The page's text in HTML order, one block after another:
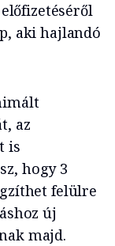
aki hajlandó
az
is
hogy 3
felülre
új
majd.